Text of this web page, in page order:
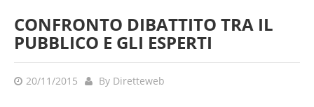
CONFRONTO DIBATTITO TRA IL
PUBBLICO E GLI ESPERTI
20/11/2015 By Diretteweb